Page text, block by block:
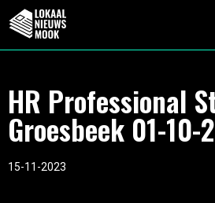
HR Professional
Groesbeek 01-10-
15-11-2023